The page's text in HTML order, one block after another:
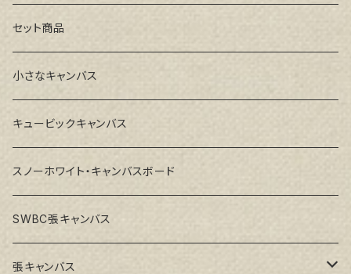
セット商品
小さなキャンバス
キュービックキャンバス
スノーホワイト・キャンバスボード
SWBC張キャンバス
張キャンバス